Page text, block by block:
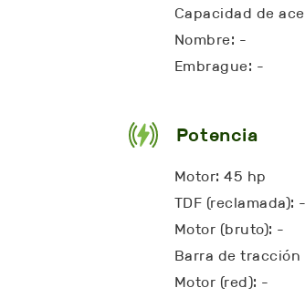
Capacidad de
Nombre: -
Embrague: -
Potencia
Motor: 45 hp
TDF (reclamada): -
Motor (bruto): -
Barra de tracción
Motor (red): -